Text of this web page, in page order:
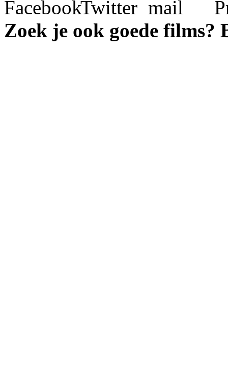
Zoek je ook goede films?